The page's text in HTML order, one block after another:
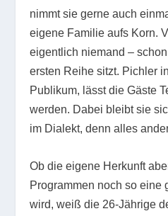
nimmt sie gerne auch
eigene Familie aufs Korn.
eigentlich niemand –
ersten Reihe sitzt. Pichler
Publikum, lässt die Gäste
werden. Dabei bleibt sie
im Dialekt, denn alles
Ob die eigene Herkunft
Programmen noch so eine
wird, weiß die 26-Jährige